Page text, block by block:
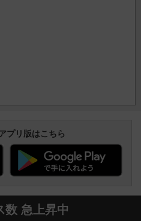
プリ版はこちら
数 急上昇中